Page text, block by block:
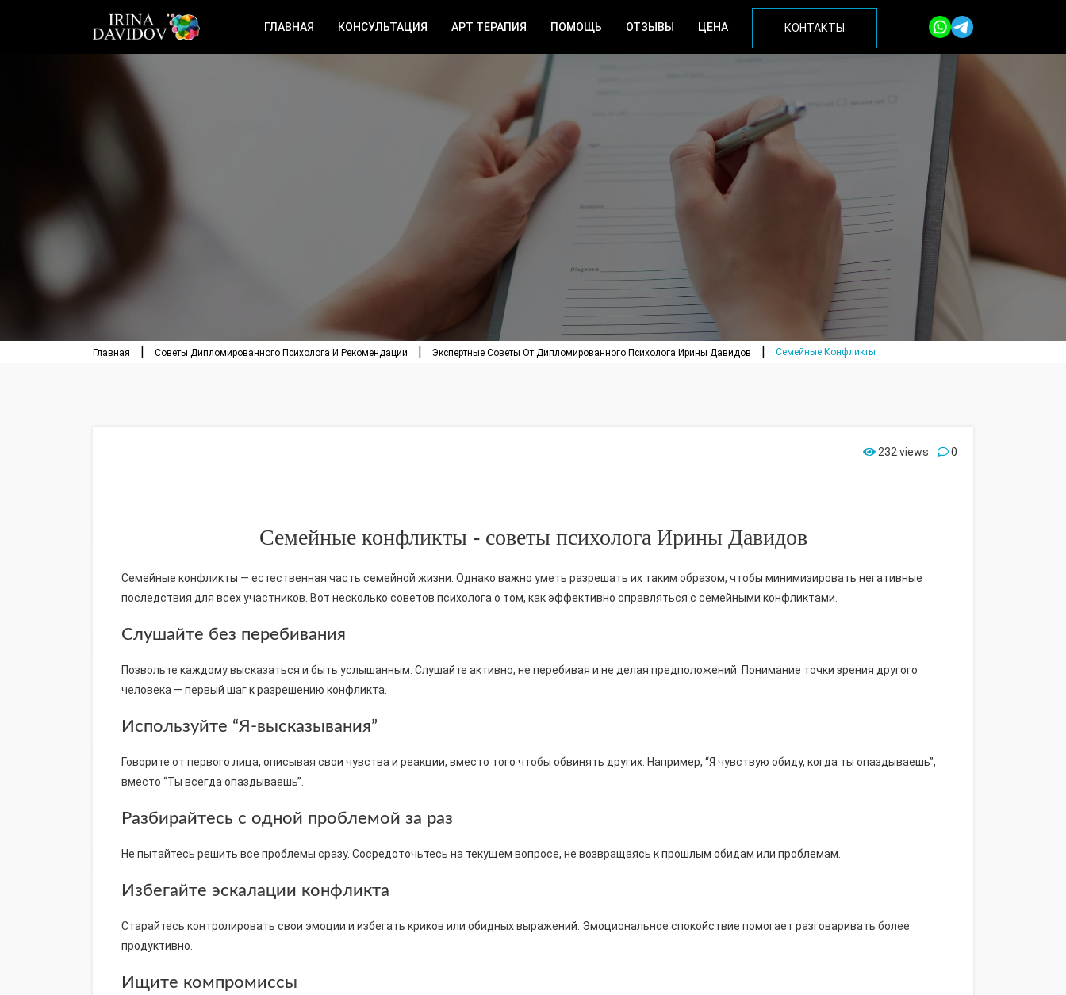
ГЛАВНАЯ КОНСУЛЬТАЦИЯ АРТ ТЕРАПИЯ ПОМОЩЬ ОТЗЫВЫ ЦЕНА КОНТАКТЫ
Главная Советы Дипломированного Психолога И Рекомендации Экспертные Советы От Дипломированного Психолога Ирины Давидов Семейные Конфликты
232 views 0
Семейные конфликты - советы психолога Ирины Давидов
Семейные конфликты — естественная часть семейной жизни. Однако важно уметь разрешать их таким образом, чтобы минимизировать негативные
последствия для всех участников. Вот несколько советов психолога о том, как эффективно справляться с семейными конфликтами.
Слушайте без перебивания
Позвольте каждому высказаться и быть услышанным. Слушайте активно, не перебивая и не делая предположений. Понимание точки зрения другого
человека — первый шаг к разрешению конфликта.
Используйте “Я-высказывания”
Говорите от первого лица, описывая свои чувства и реакции, вместо того чтобы обвинять других. Например, “Я чувствую обиду, когда ты опаздываешь”,
вместо “Ты всегда опаздываешь”.
Разбирайтесь с одной проблемой за раз
Не пытайтесь решить все проблемы сразу. Сосредоточьтесь на текущем вопросе, не возвращаясь к прошлым обидам или проблемам.
Избегайте эскалации конфликта
Старайтесь контролировать свои эмоции и избегать криков или обидных выражений. Эмоциональное спокойствие помогает разговаривать более
продуктивно.
Ищите компромиссы